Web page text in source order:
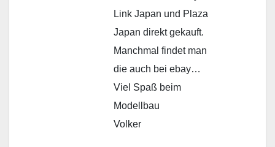
Link Japan und Plaza
Japan direkt gekauft.
Manchmal findet man
die auch bei ebay…
Viel Spaß beim
Modellbau
Volker